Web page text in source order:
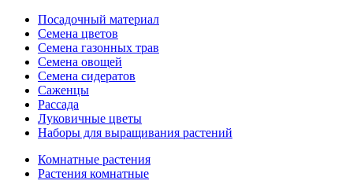
Посадочный материал
Семена цветов
Семена газонных трав
Семена овощей
Семена сидератов
Саженцы
Рассада
Луковичные цветы
Наборы для выращивания растений
Комнатные растения
Растения комнатные